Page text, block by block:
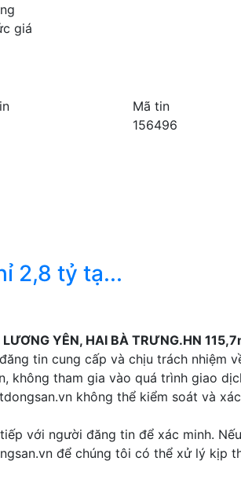
giá
Mã tin
156496
2,8 tỷ tạ...
YÊN, HAI BÀ TRƯNG.HN
tin cung cấp và chịu trách nhiệm
không tham gia vào quá trình giao
không thể kiểm soát và
với người đăng tin để xác minh.
để chúng tôi có thể xử lý kịp